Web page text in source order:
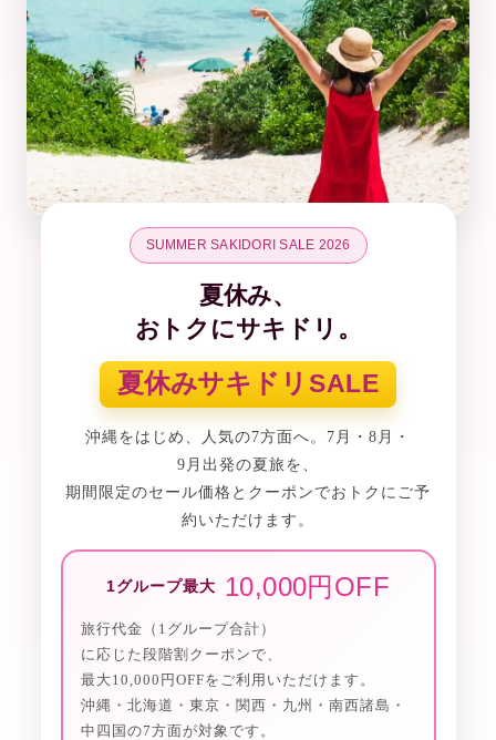
SUMMER SAKIDORI SALE 2026
夏休み、
おトクにサキドリ。
夏休みサキドリ SALE
沖縄をはじめ、人気の7方面へ。 7月・8月・
9月出発の夏旅を、
期間限定のセール価格とクーポンでおトクにご予
約いただけます。
1グループ最大 10,000円OFF
旅行代金（1グループ合計）
に応じた段階割クーポンで、
最大10,000円OFFをご利用いただけます。
沖縄・北海道・東京・関西・九州・南西諸島・
中四国の7方面が対象です。